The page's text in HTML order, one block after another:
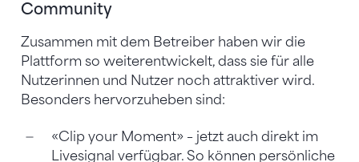
Community
Zusammen mit dem Betreiber haben wir die
Plattform so weiterentwickelt, dass sie für alle
Nutzerinnen und Nutzer noch attraktiver wird.
Besonders hervorzuheben sind:
«Clip your Moment» – jetzt auch direkt im
Livesignal verfügbar. So können persönliche